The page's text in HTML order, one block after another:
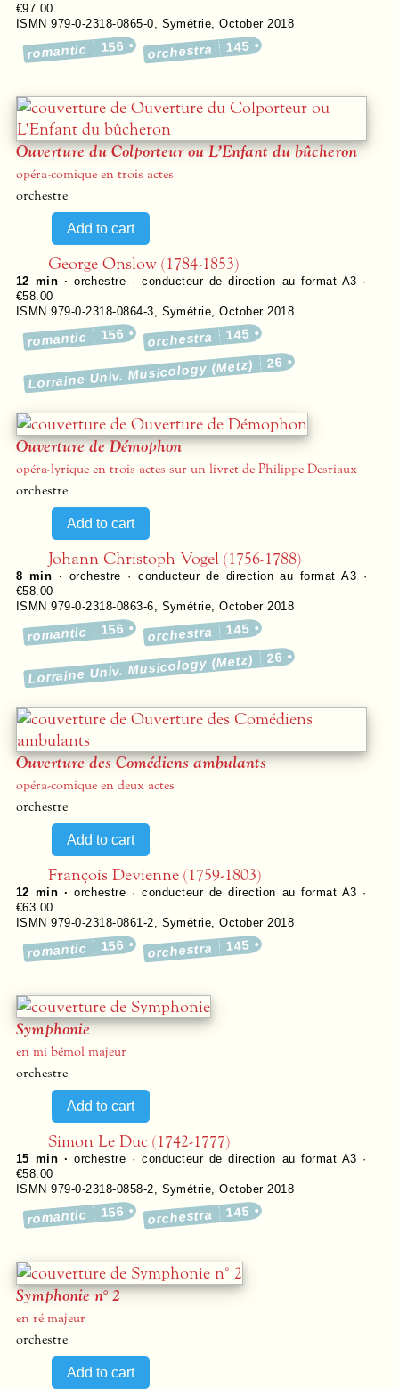
€97.00
ISMN 979-0-2318-0865-0
Symétrie ,October 2018
romantic 156 orchestra 145
Ouverture du Colporteur ou L’Enfant du bûcheron
opéra-comique en trois actes
orchestre
George Onslow (1784-1853)
12 min ·orchestre · conducteur de direction au format A3 ·
€58.00
ISMN 979-0-2318-0864-3
Symétrie ,October 2018
romantic 156 orchestra 145
Lorraine Univ. Musicology (Metz) 26
Ouverture de Démophon
opéra-lyrique en trois actes sur un livret de Philippe Desriaux
orchestre
Johann Christoph Vogel (1756-1788)
8 min · orchestre · conducteur de direction au format A3 ·
€58.00
ISMN 979-0-2318-0863-6
Symétrie ,October 2018
romantic 156 orchestra 145
Lorraine Univ. Musicology (Metz) 26
Ouverture des Comédiens ambulants
opéra-comique en deux actes
orchestre
François Devienne (1759-1803)
12 min ·orchestre · conducteur de direction au format A3 ·
€63.00
ISMN 979-0-2318-0861-2
Symétrie ,October 2018
romantic 156 orchestra 145
Symphonie
en mi bémol majeur
orchestre
Simon Le Duc (1742-1777)
15 min ·orchestre · conducteur de direction au format A3 ·
€58.00
ISMN 979-0-2318-0858-2
Symétrie ,October 2018
romantic 156 orchestra 145
Symphonie n° 2
en ré majeur
orchestre